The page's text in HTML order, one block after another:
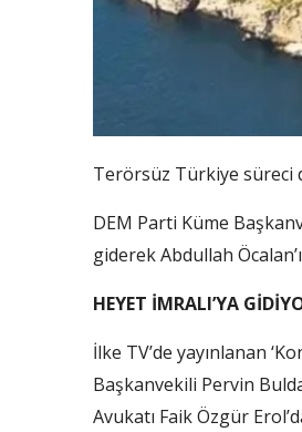
Terörsüz Türkiye süreci
DEM Parti Küme
giderek Abdullah
HEYET İMRALI’YA
İlke TV’de yayınlanan
Başkanvekili Pervin
Avukatı Faik Özgür